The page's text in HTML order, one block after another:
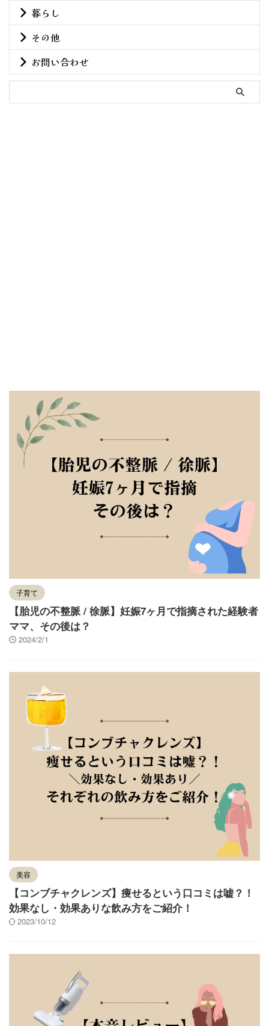
暮らし
その他
お問い合わせ
子育て
【胎児の不整脈 / 徐脈】妊娠7ヶ月で指摘された経験者
ママ、その後は？
2024/2/1
美容
【コンブチャクレンズ】痩せるという口コミは嘘？！
効果なし・効果ありな飲み方をご紹介！
2023/10/12